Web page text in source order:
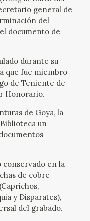
general de
del
documento de
durante su
que fue miembro
de Teniente de
Honorario.
de Goya, la
un
en la
de cobre
y Disparates),
del grabado.